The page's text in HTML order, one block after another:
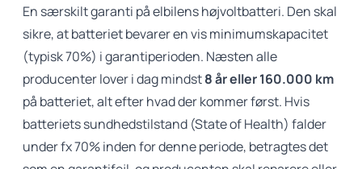
En særskilt garanti på elbilens højvoltbatteri. Den skal
sikre, at batteriet bevarer en vis minimumskapacitet
(typisk 70%) i garantiperioden. Næsten alle
producenter lover i dag mindst8 år eller 160.000 km
på batteriet, alt efter hvad der kommer først. Hvis
batteriets sundhedstilstand (State of Health) falder
under fx 70% inden for denne periode, betragtes det